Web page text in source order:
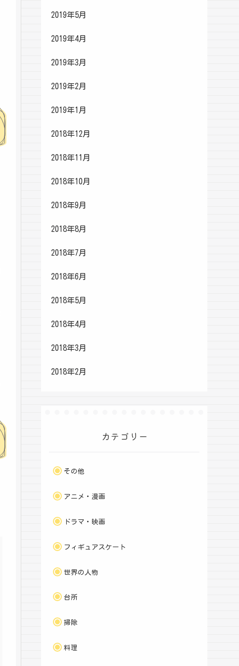
2019年5月
2019年4月
2019年3月
2019年2月
2019年1月
2018年12月
2018年11月
2018年10月
2018年9月
2018年8月
2018年7月
2018年6月
2018年5月
2018年4月
2018年3月
2018年2月
カテゴリー
その他
アニメ・漫画
ドラマ・映画
フィギュアスケート
世界の人物
台所
掃除
料理